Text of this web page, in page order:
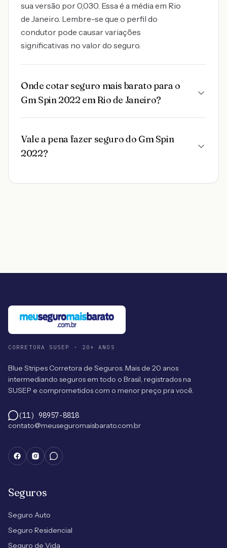
sua versão por 0,030. Essa é a média em Rio
de Janeiro. Lembre-se que o perfil do
condutor pode causar variações
significativas no valor do seguro.
Onde cotar seguro mais barato para o
Gm Spin 2022 em Rio de Janeiro?
Vale a pena fazer seguro do Gm Spin
2022?
CORRETORA SUSEP · 20+ ANOS
Blue Stripes Corretora de Seguros. Mais de 20 anos
intermediando seguros em todo o Brasil, registrados na
SUSEP e comprometidos com o menor preço pra você.
(11) 98957-8818
contato@meuseguromaisbarato.com.br
Seguros
Seguro Auto
Seguro Residencial
Seguro de Vida